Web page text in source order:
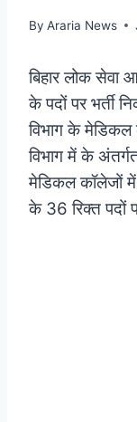
By Araria News
बिहार लोक सेवा
के पदों पर भर्ती
विभाग के मेडिकल
विभाग में के
मेडिकल कॉलेजों
के 36 रिक्त पदों